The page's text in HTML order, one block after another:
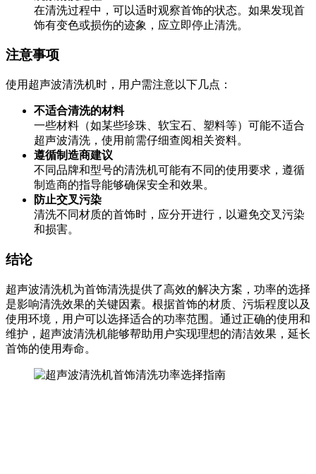
在清洗过程中，可以适时观察首饰的状态。如果发现首
饰有变色或损伤的迹象，应立即停止清洗。
注意事项
使用超声波清洗机时，用户需注意以下几点：
不适合清洗的材料
一些材料（如某些珍珠、软宝石、塑料等）可能不适合
超声波清洗，使用前需仔细查阅相关资料。
遵循制造商建议
不同品牌和型号的清洗机可能有不同的使用要求，遵循
制造商的指导能够确保安全和效果。
防止交叉污染
清洗不同材质的首饰时，应分开进行，以避免交叉污染
和损害。
结论
超声波清洗机为首饰清洗提供了高效的解决方案，功率的选择
是影响清洗效果的关键因素。根据首饰的材质、污垢程度以及
使用环境，用户可以选择适合的功率范围。通过正确的使用和
维护，超声波清洗机能够帮助用户实现理想的清洁效果，延长
首饰的使用寿命。